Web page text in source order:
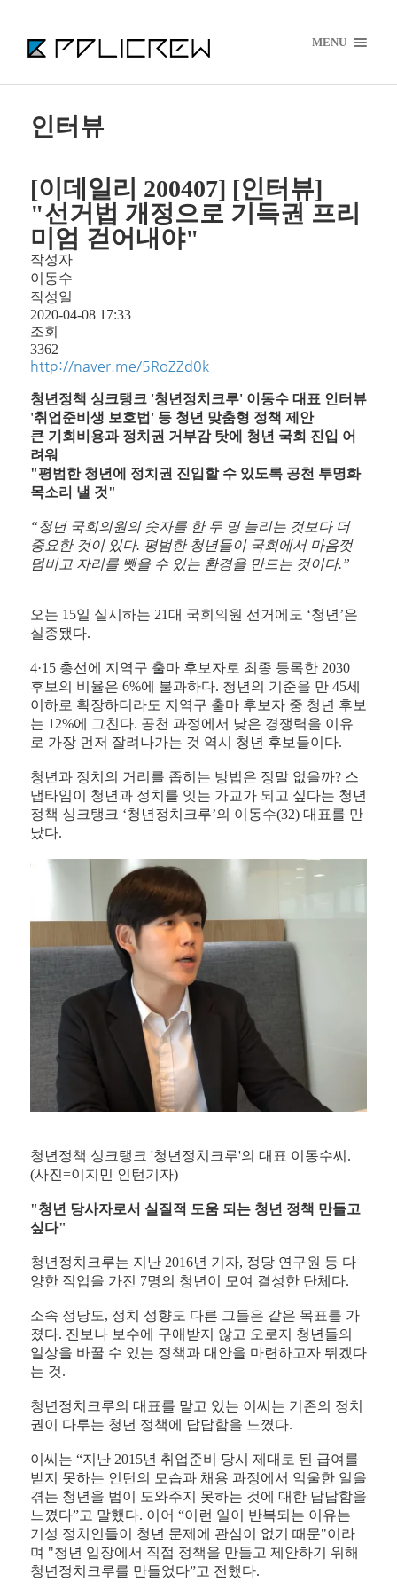
MENU
인터뷰
[이데일리 200407] [인터뷰]
"선거법 개정으로 기득권 프리
미엄 걷어내야"
작성자
이동수
작성일
2020-04-08 17:33
조회
3362
http://naver.me/5RoZZd0k
청년정책 싱크탱크 '청년정치크루' 이동수 대표 인터뷰
'취업준비생 보호법' 등 청년 맞춤형 정책 제안
큰 기회비용과 정치권 거부감 탓에 청년 국회 진입 어
려워
"평범한 청년에 정치권 진입할 수 있도록 공천 투명화
목소리 낼 것"
“청년 국회의원의 숫자를 한 두 명 늘리는 것보다 더
중요한 것이 있다. 평범한 청년들이 국회에서 마음껏
덤비고 자리를 뺏을 수 있는 환경을 만드는 것이다.”
오는 15일 실시하는 21대 국회의원 선거에도 ‘청년’은
실종됐다.
4·15 총선에 지역구 출마 후보자로 최종 등록한 2030
후보의 비율은 6%에 불과하다. 청년의 기준을 만 45세
이하로 확장하더라도 지역구 출마 후보자 중 청년 후보
는 12%에 그친다. 공천 과정에서 낮은 경쟁력을 이유
로 가장 먼저 잘려나가는 것 역시 청년 후보들이다.
청년과 정치의 거리를 좁히는 방법은 정말 없을까? 스
냅타임이 청년과 정치를 잇는 가교가 되고 싶다는 청년
정책 싱크탱크 ‘청년정치크루’의 이동수(32) 대표를 만
났다.
청년정책 싱크탱크 '청년정치크루'의 대표 이동수씨.
(사진=이지민 인턴기자)
"청년 당사자로서 실질적 도움 되는 청년 정책 만들고
싶다"
청년정치크루는 지난 2016년 기자, 정당 연구원 등 다
양한 직업을 가진 7명의 청년이 모여 결성한 단체다.
소속 정당도, 정치 성향도 다른 그들은 같은 목표를 가
졌다. 진보나 보수에 구애받지 않고 오로지 청년들의
일상을 바꿀 수 있는 정책과 대안을 마련하고자 뛰겠다
는 것.
청년정치크루의 대표를 맡고 있는 이씨는 기존의 정치
권이 다루는 청년 정책에 답답함을 느꼈다.
이씨는 “지난 2015년 취업준비 당시 제대로 된 급여를
받지 못하는 인턴의 모습과 채용 과정에서 억울한 일을
겪는 청년을 법이 도와주지 못하는 것에 대한 답답함을
느꼈다”고 말했다. 이어 “이런 일이 반복되는 이유는
기성 정치인들이 청년 문제에 관심이 없기 때문"이라
며 "청년 입장에서 직접 정책을 만들고 제안하기 위해
청년정치크루를 만들었다”고 전했다.